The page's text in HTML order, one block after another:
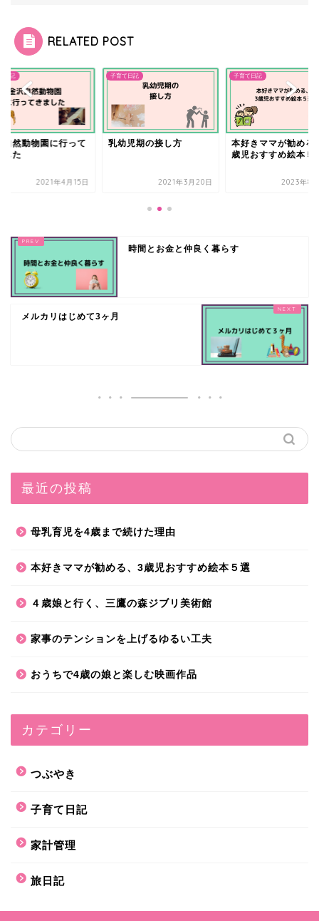
RELATED POST
日記
自然動物園に行って
した
2021年4月15日
子育て日記
乳幼児期の接し方
2021年3月20日
子育て日記
本好きママが勧める
歳児おすすめ絵本５
2023年8
時間とお金と仲良く暮らす
メルカリはじめて3ヶ月
最近の投稿
母乳育児を4歳まで続けた理由
本好きママが勧める、3歳児おすすめ絵本５選
４歳娘と行く、三鷹の森ジブリ美術館
家事のテンションを上げるゆるい工夫
おうちで4歳の娘と楽しむ映画作品
カテゴリー
つぶやき
子育て日記
家計管理
旅日記